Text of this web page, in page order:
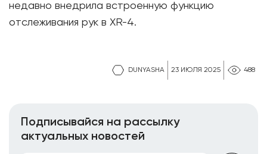
DUNYASHA 23 ИЮЛЯ 2025 488
недавно внедрила встроенную функцию
отслеживания рук в XR-4.
Подписывайся на рассылку
актуальных новостей